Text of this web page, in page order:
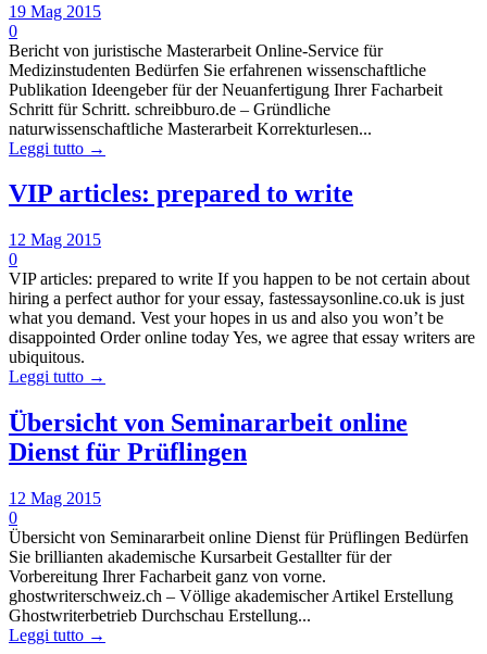
19 Mag 2015
0
Bericht von juristische Masterarbeit Online-Service für
Medizinstudenten Bedürfen Sie erfahrenen wissenschaftliche
Publikation Ideengeber für der Neuanfertigung Ihrer Facharbeit
Schritt für Schritt. schreibburo.de – Gründliche
naturwissenschaftliche Masterarbeit Korrekturlesen...
Leggi tutto →
VIP articles: prepared to write
12 Mag 2015
0
VIP articles: prepared to write If you happen to be not certain about
hiring a perfect author for your essay, fastessaysonline.co.uk is just
what you demand. Vest your hopes in us and also you won’t be
disappointed Order online today Yes, we agree that essay writers are
ubiquitous.
Leggi tutto →
Übersicht von Seminararbeit online
Dienst für Prüflingen
12 Mag 2015
0
Übersicht von Seminararbeit online Dienst für Prüflingen Bedürfen
Sie brillianten akademische Kursarbeit Gestallter für der
Vorbereitung Ihrer Facharbeit ganz von vorne.
ghostwriterschweiz.ch – Völlige akademischer Artikel Erstellung
Ghostwriterbetrieb Durchschau Erstellung...
Leggi tutto →